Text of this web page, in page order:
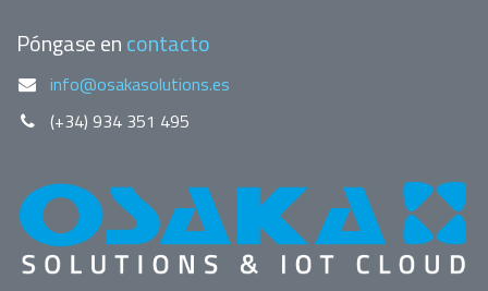
Póngase encontacto
info@osakasolutions.es
(+34) 934 351 495